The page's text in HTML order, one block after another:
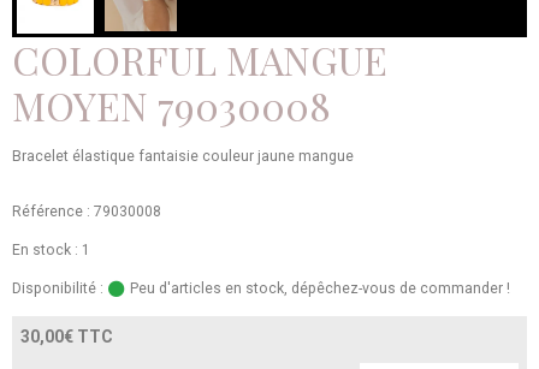
COLORFUL MANGUE
MOYEN 79030008
Bracelet élastique fantaisie couleur jaune mangue
Référence : 79030008
En stock : 1
Disponibilité : Peu d'articles en stock, dépêchez-vous de commander !
30,00€ TTC